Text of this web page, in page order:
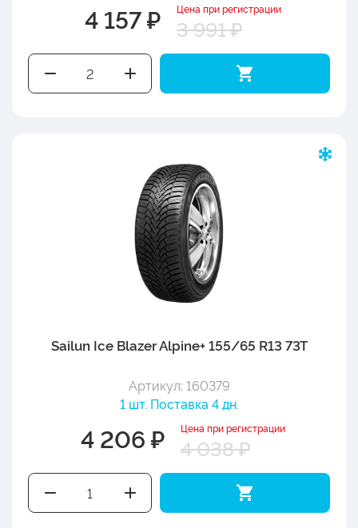
4 157 ₽ Цена при регистрации
3 991 ₽
Sailun Ice Blazer Alpine+ 155/65 R13 73T
Артикул: 160379
1 шт. Поставка 4 дн.
4 206 ₽ Цена при регистрации
4 038 ₽